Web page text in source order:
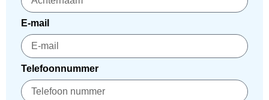
E-mail
Telefoonnummer